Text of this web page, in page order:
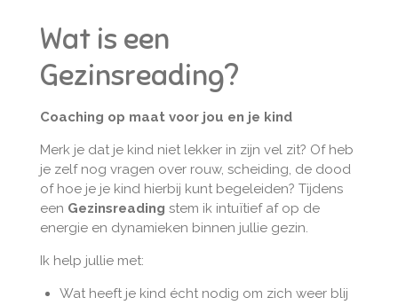
Wat is een
Gezinsreading?
Coaching op maat voor jou en je kind
Merk je dat je kind niet lekker in zijn vel zit? Of heb
je zelf nog vragen over rouw, scheiding, de dood
of hoe je je kind hierbij kunt begeleiden? Tijdens
een Gezinsreading stem ik intuïtief af op de
energie en dynamieken binnen jullie gezin.
Ik help jullie met:
Wat heeft je kind écht nodig om zich weer blij